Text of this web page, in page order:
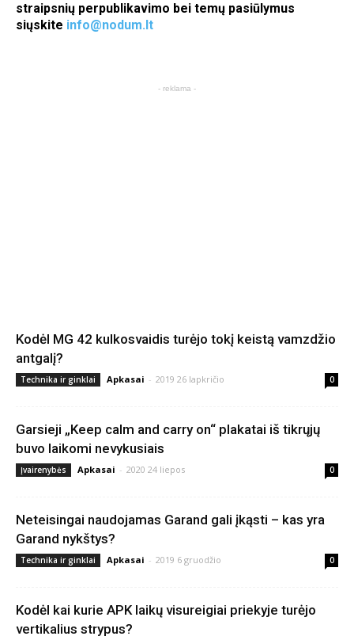
straipsnių perpublikavimo bei temų pasiūlymus
siųskite info@nodum.lt
- reklama -
Kodėl MG 42 kulkosvaidis turėjo tokį keistą vamzdžio
antgalį?
Technika ir ginklai Apkasai - 2019 26 lapkričio 0
Garsieji „Keep calm and carry on“ plakatai iš tikrųjų
buvo laikomi nevykusiais
Įvairenybės Apkasai - 2020 24 liepos 0
Neteisingai naudojamas Garand gali įkąsti – kas yra
Garand nykštys?
Technika ir ginklai Apkasai - 2019 6 gruodžio 0
Kodėl kai kurie APK laikų visureigiai priekyje turėjo
vertikalius strypus?